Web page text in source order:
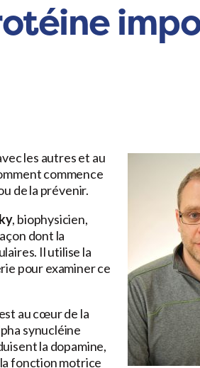
les autres et au
commence
de la prévenir.
, biophysicien,
dont la
Il utilise la
pour examiner ce
au cœur de la
synucléine
la dopamine,
fonction motrice